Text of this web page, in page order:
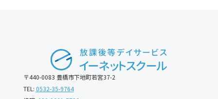
〒440-0083 豊橋市下地町若宮37-2
TEL: 0532-35-9764